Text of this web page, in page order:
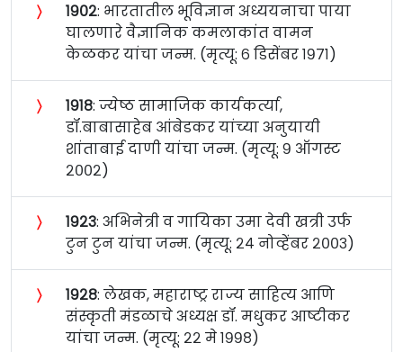
〉 १९०२: भारतातील भूविज्ञान अध्ययनाचा पाया
घालणारे वैज्ञानिक कमलाकांत वामन
केळकर यांचा जन्म. (मृत्यू: ६ डिसेंबर १९७१)
〉 १९१८: ज्येष्ठ सामाजिक कार्यकर्त्या,
डॉ.बाबासाहेब आंबेडकर यांच्या अनुयायी
शांताबाई दाणी यांचा जन्म. (मृत्यू: ९ ऑगस्ट
२००२)
〉 १९२३: अभिनेत्री व गायिका उमा देवी खत्री उर्फ
टुन टुन यांचा जन्म. (मृत्यू: २४ नोव्हेंबर २००३)
〉 १९२८: लेखक, महाराष्ट्र राज्य साहित्य आणि
संस्कृती मंडळाचे अध्यक्ष डॉ. मधुकर आष्टीकर
यांचा जन्म. (मृत्यू: २२ मे १९९८)